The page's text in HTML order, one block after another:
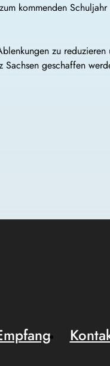
kommenden
zu
geschaffen